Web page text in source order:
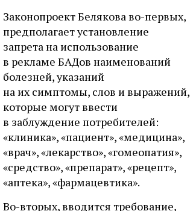
Законопроект Белякова во-первых,
предполагает установление
запрета на использование
в рекламе БАДов наименований
болезней, указаний
на их симптомы, слов и выражений,
которые могут ввести
в заблуждение потребителей:
«клиника», «пациент», «медицина»,
«врач», «лекарство», «гомеопатия»,
«средство», «препарат», «рецепт»,
«аптека», «фармацевтика».
Во-вторых, вводится требование,